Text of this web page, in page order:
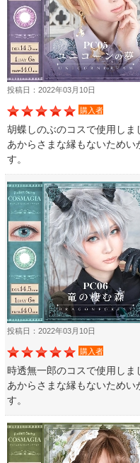
投稿日：2022年03月10日
購入者
胡蝶しのぶのコスで使用しま
あからさまな縁もないため
す。
投稿日：2022年03月10日
購入者
時透無一郎のコスで使用しま
あからさまな縁もないため
す。